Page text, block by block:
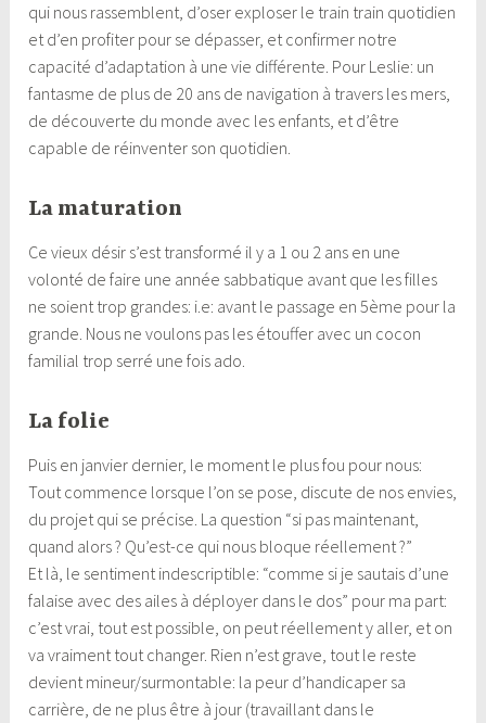
qui nous rassemblent, d’oser exploser le train train quotidien
et d’en profiter pour se dépasser, et confirmer notre
capacité d’adaptation à une vie différente. Pour Leslie: un
fantasme de plus de 20 ans de navigation à travers les mers,
de découverte du monde avec les enfants, et d’être
capable de réinventer son quotidien.
La maturation
Ce vieux désir s’est transformé il y a 1 ou 2 ans en une
volonté de faire une année sabbatique avant que les filles
ne soient trop grandes: i.e: avant le passage en 5ème pour la
grande. Nous ne voulons pas les étouffer avec un cocon
familial trop serré une fois ado.
La folie
Puis en janvier dernier, le moment le plus fou pour nous:
Tout commence lorsque l’on se pose, discute de nos envies,
du projet qui se précise. La question “si pas maintenant,
quand alors ? Qu’est-ce qui nous bloque réellement ?”
Et là, le sentiment indescriptible: “comme si je sautais d’une
falaise avec des ailes à déployer dans le dos” pour ma part:
c’est vrai, tout est possible, on peut réellement y aller, et on
va vraiment tout changer. Rien n’est grave, tout le reste
devient mineur/surmontable: la peur d’handicaper sa
carrière, de ne plus être à jour (travaillant dans le